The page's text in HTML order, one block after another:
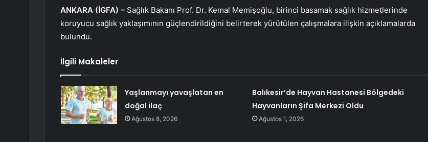
ANKARA (İGFA) – Sağlık Bakanı Prof. Dr. Kemal Memişoğlu, birinci basamak sağlık hizmetlerinde
koruyucu sağlık yaklaşımının güçlendirildiğini belirterek yürütülen çalışmalara ilişkin açıklamalarda
bulundu.
İlgili Makaleler
Yaşlanmayı yavaşlatan en
doğal ilaç
Ağustos 8, 2026
Balıkesir’de Hayvan Hastanesi Bölgedeki
Hayvanların Şifa Merkezi Oldu
Ağustos 1, 2026